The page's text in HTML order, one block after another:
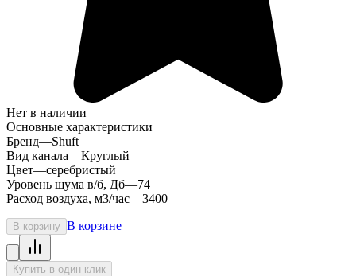
Нет в наличии
Основные характеристики
Бренд—Shuft
Вид канала—Круглый
Цвет—серебристый
Уровень шума в/б, Дб—74
Расход воздуха, м3/час—3400
В корзину В корзине
Купить в один клик